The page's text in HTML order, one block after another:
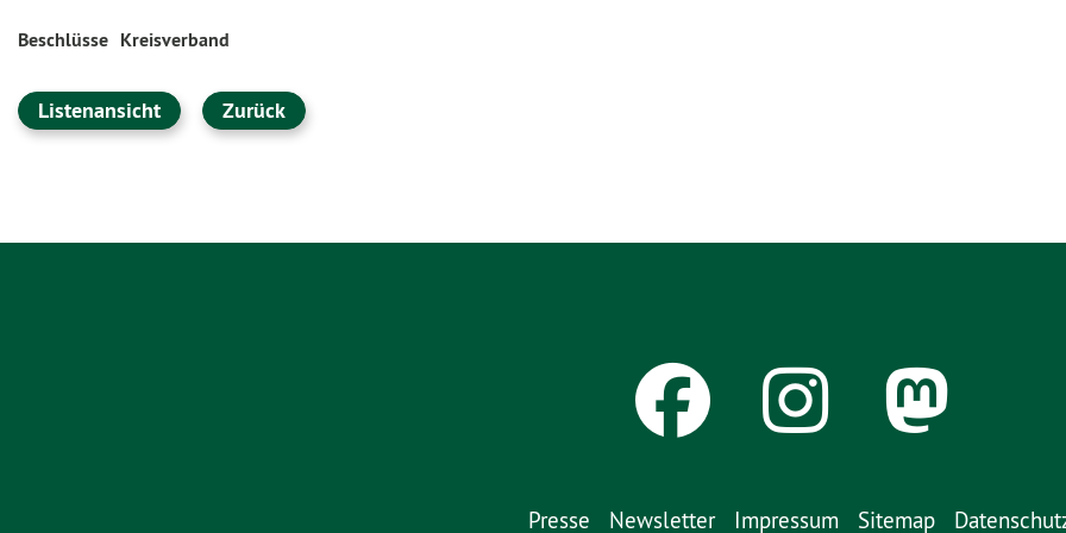
Beschlüsse Kreisverband
Listenansicht Zurück
Presse Newsletter Impressum Sitemap